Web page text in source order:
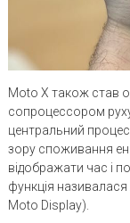
Moto X також став
сопроцессором
центральний
зору споживання
відображати час і
функція називалася
Moto Display).